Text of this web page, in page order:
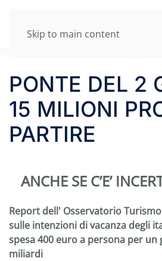
Skip to main content
PONTE DEL 2
15 MILIONI
PARTIRE
ANCHE SE C’E’
Report dell' Osservatorio
sulle intenzioni di vacanza degli
spesa 400 euro a persona per un
miliardi